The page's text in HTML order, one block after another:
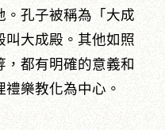
。孔子被稱為「大成
叫大成殿。其他如照
都有明確的意義和
樂教化為中心。